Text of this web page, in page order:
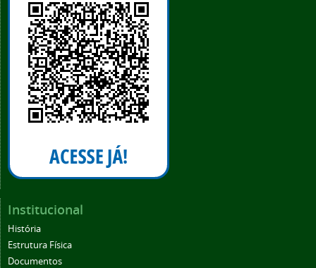
Institucional
História
Estrutura Física
Documentos